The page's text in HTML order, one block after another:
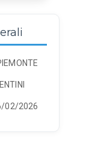
02/2026